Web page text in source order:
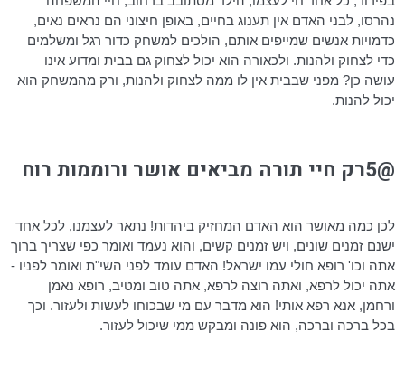
נהרסו, לבני האדם אין תענוג בחיים, באופן חיצוני הם נראים נאים,
כדמויות אנשים שמייפים אותם, הולכים למשחק כדור רגל ומשלמים
כדי לצחוק ולהנות. ולכאורה הוא יכול לצחוק גם בבית ומדוע אינו
עושה כן? מפני שבבית אין לו ממה לצחוק ולהנות, ורק מהמשחק הוא
יכול להנות.
@5רק חיי תורה מביאים אושר ורוממות רוח
לכן כמה מאושר הוא האדם המחזיק ביהדות! נתאר לעצמנו, לכל אחד
ישנם זמנים שונים, ויש זמנים קשים, והוא נעמד ואומר כפי שצריך ברוך
אתה וכו' רופא חולי עמו ישראל! האדם עומד לפני השי"ת ואומר לפניו -
אתה יכול לרפא, ואתה רוצה לרפא, אתה טוב ומטיב, רופא נאמן
ורחמן, אנא רפא אותי! הוא מדבר עם מי שבכוחו לעשות ולעזור. וכך
בכל ברכה וברכה, הוא פונה ומבקש ממי שיכול לעזור.